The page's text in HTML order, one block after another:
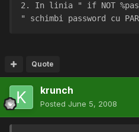
2. In linia " if NOT
" schimbi password cu
Quote
krunch
Posted June 5, 2008